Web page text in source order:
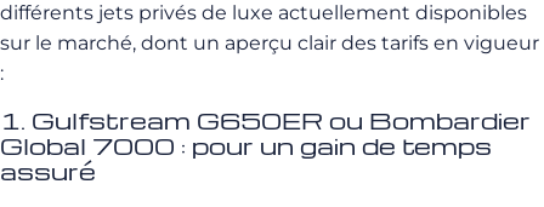
différents jets privés de luxe actuellement disponibles
sur le marché, dont un aperçu clair des tarifs en vigueur
:
1. Gulfstream G650ER ou Bombardier
Global 7000 : pour un gain de temps
assuré